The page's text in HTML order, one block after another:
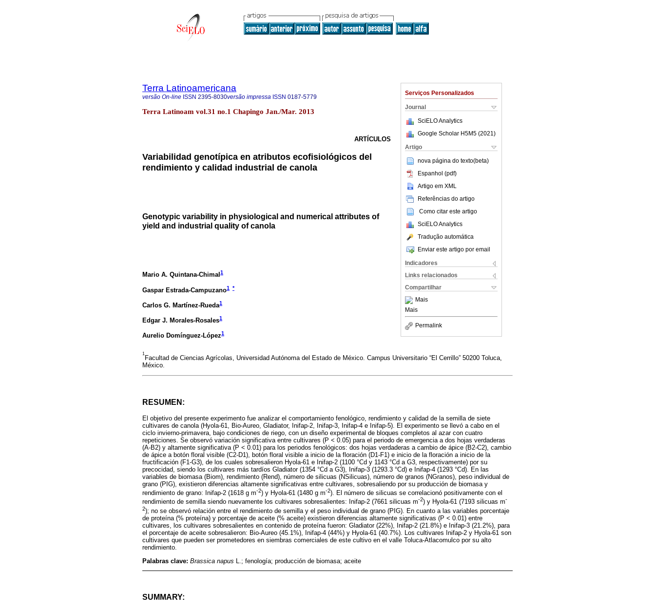
Serviços Personalizados
Journal
SciELO Analytics
Google Scholar H5M5 (2021 )
Artigo
nova página do texto(beta)
Espanhol (pdf)
Artigo em XML
Referências do artigo
Como citar este artigo
SciELO Analytics
Tradução automática
Enviar este artigo por email
Indicadores
Links relacionados
Compartilhar
Mais
Mais
Permalink
Terra Latinoamericana
versão On-line ISSN 2395-8030versão impressa ISSN 0187-5779
Terra Latinoam vol.31 no.1 Chapingo Jan./Mar. 2013
ARTÍCULOS
Variabilidad genotípica en atributos ecofisiológicos del
rendimiento y calidad industrial de canola
Genotypic variability in physiological and numerical attributes of
yield and industrial quality of canola
Mario A. Quintana-Chimal 1
Gaspar Estrada-Campuzano1 *
Carlos G. Martínez-Rueda1
Edgar J. Morales-Rosales1
Aurelio Domínguez-López1
1
Facultad de Ciencias Agrícolas, Universidad Autónoma del Estado de México. Campus Universitario “El Cerrillo” 50200 Toluca,
México.
RESUMEN:
El objetivo del presente experimento fue analizar el comportamiento fenológico, rendimiento y calidad de la semilla de siete
cultivares de canola (Hyola-61, Bio-Aureo, Gladiator, Inifap-2, Inifap-3, Inifap-4 e Inifap-5). El experimento se llevó a cabo en el
ciclo invierno-primavera, bajo condiciones de riego, con un diseño experimental de bloques completos al azar con cuatro
repeticiones. Se observó variación significativa entre cultivares (P < 0.05) para el periodo de emergencia a dos hojas verdaderas
(A-B2) y altamente significativa (P < 0.01) para los periodos fenológicos: dos hojas verdaderas a cambio de ápice (B2-C2), cambio
de ápice a botón floral visible (C2-D1), botón floral visible a inicio de la floración (D1-F1) e inicio de la floración a inicio de la
fructificación (F1-G3), de los cuales sobresalieron Hyola-61 e Inifap-2 (1100 °Cd y 1143 °Cd a G3, respectivamente) por su
precocidad, siendo los cultivares más tardíos Gladiator (1354 °Cd a G3), Inifap-3 (1293.3 °Cd) e Inifap-4 (1293 °Cd). En las
variables de biomasa (Biom), rendimiento (Rend), número de silicuas (NSilicuas), número de granos (NGranos), peso individual de
grano (PIG), existieron diferencias altamente significativas entre cultivares, sobresaliendo por su producción de biomasa y
rendimiento de grano: Inifap-2 (1618 g m-2) y Hyola-61 (1480 g m-2). El número de silicuas se correlacionó positivamente con el
rendimiento de semilla siendo nuevamente los cultivares sobresalientes: Inifap-2 (7661 silicuas m-2) y Hyola-61 (7193 silicuas m-
2); no se observó relación entre el rendimiento de semilla y el peso individual de grano (PIG). En cuanto a las variables porcentaje
de proteína (% proteína) y porcentaje de aceite (% aceite) existieron diferencias altamente significativas (P < 0.01) entre
cultivares, los cultivares sobresalientes en contenido de proteína fueron: Gladiator (22%), Inifap-2 (21.8%) e Inifap-3 (21.2%), para
el porcentaje de aceite sobresalieron: Bio-Aureo (45.1%), Inifap-4 (44%) y Hyola-61 (40.7%). Los cultivares Inifap-2 y Hyola-61 son
cultivares que pueden ser prometedores en siembras comerciales de este cultivo en el valle Toluca-Atlacomulco por su alto
rendimiento.
Palabras clave: Brassica napus L.; fenología; producción de biomasa; aceite
SUMMARY: